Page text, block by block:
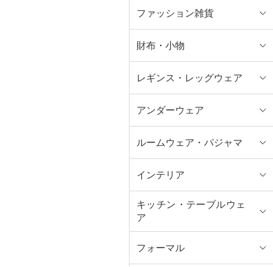
ファッション雑貨
財布・小物
レギンス・レッグウェア
アンダーウェア
ルームウェア・パジャマ
インテリア
キッチン・テーブルウェ
ア
フォーマル